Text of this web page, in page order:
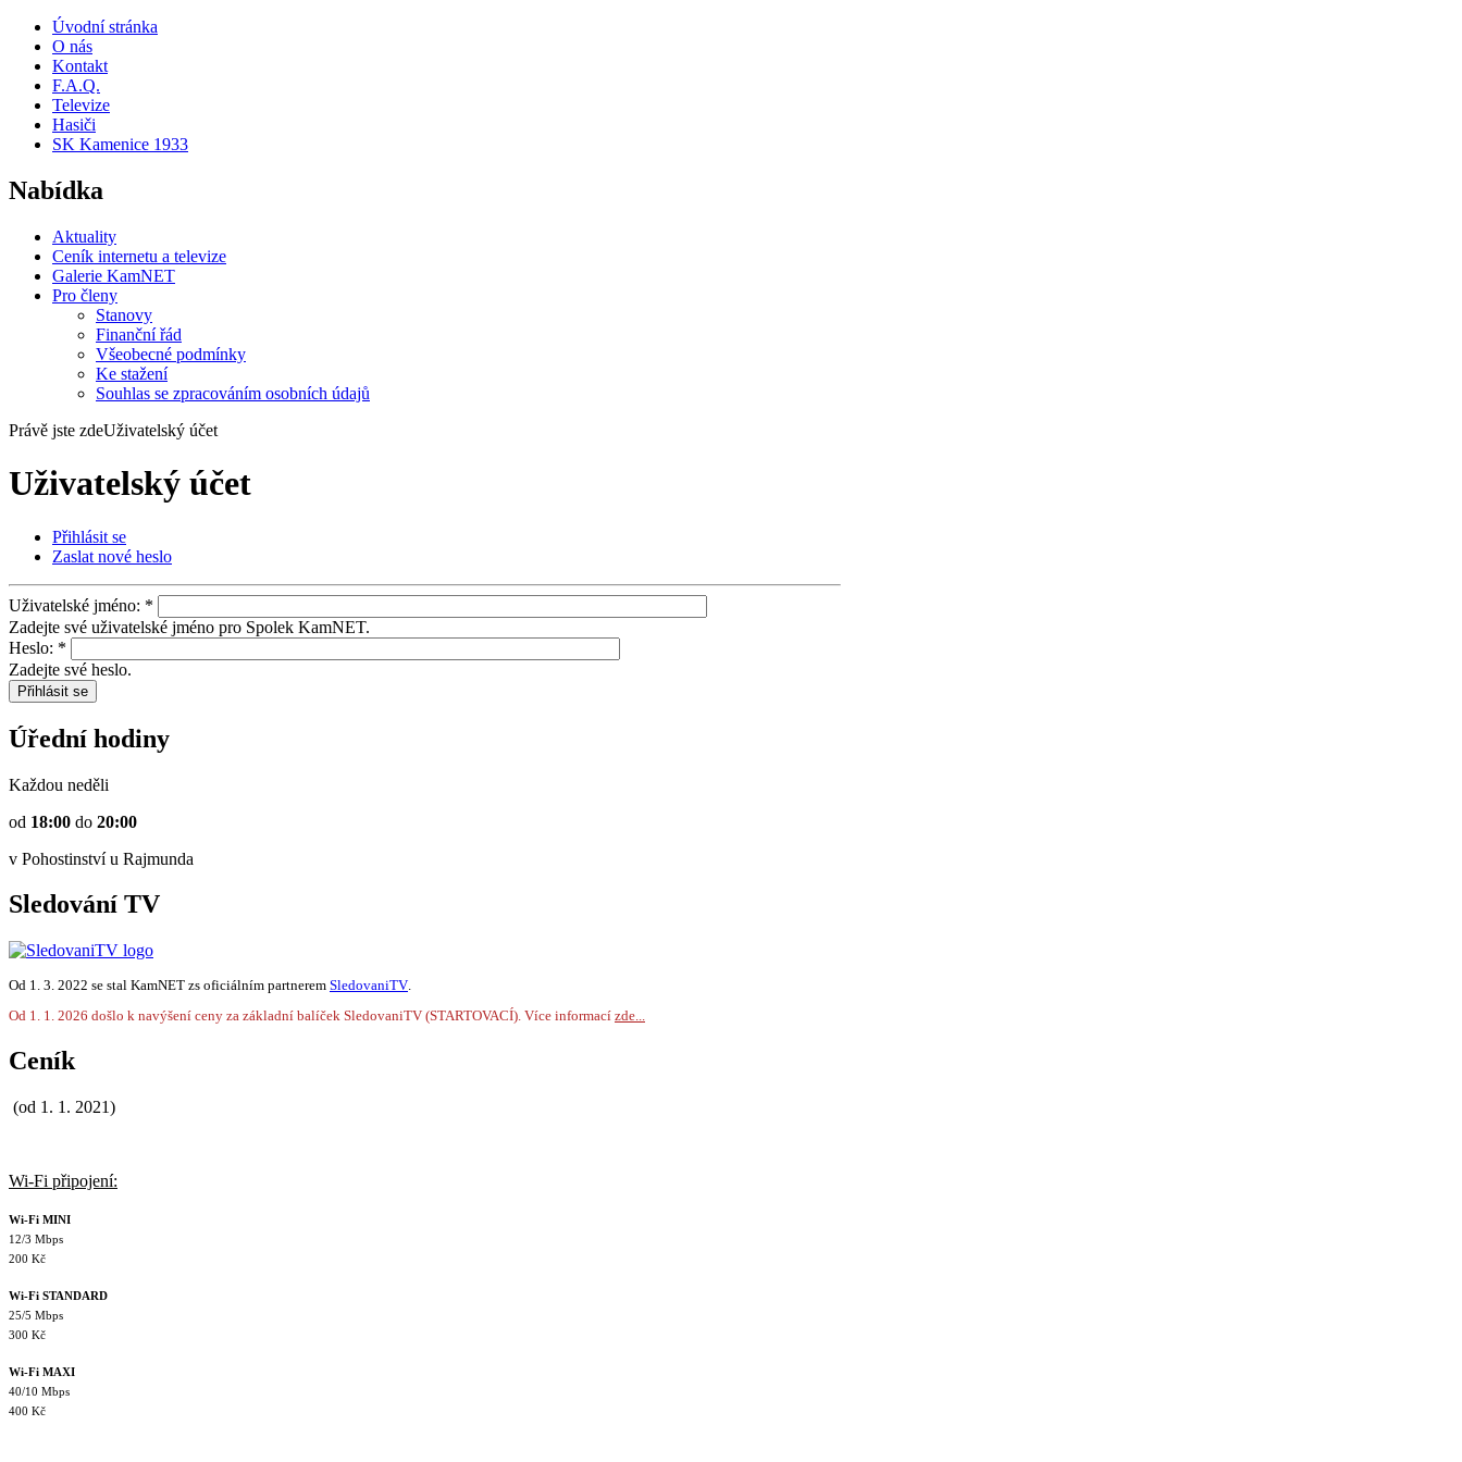
Úvodní stránka
O nás
Kontakt
F.A.Q.
Televize
Hasiči
SK Kamenice 1933
Nabídka
Aktuality
Ceník internetu a televize
Galerie KamNET
Pro členy
Stanovy
Finanční řád
Všeobecné podmínky
Ke stažení
Souhlas se zpracováním osobních údajů
Právě jste zdeUživatelský účet
Uživatelský účet
Přihlásit se
Zaslat nové heslo
Uživatelské jméno: *
Zadejte své uživatelské jméno pro Spolek KamNET.
Heslo: *
Zadejte své heslo.
Úřední hodiny
Každou neděli
od 18:00 do 20:00
v Pohostinství u Rajmunda
Sledování TV
Od 1. 3. 2022 se stal KamNET zs oficiálním partnerem SledovaniTV.
Od 1. 1. 2026 došlo k navýšení ceny za základní balíček SledovaniTV (STARTOVACÍ). Více informací zde...
Ceník
(od 1. 1. 2021)
Wi-Fi připojení:
Wi-Fi MINI
12/3 Mbps
200 Kč
Wi-Fi STANDARD
25/5 Mbps
300 Kč
Wi-Fi MAXI
40/10 Mbps
400 Kč